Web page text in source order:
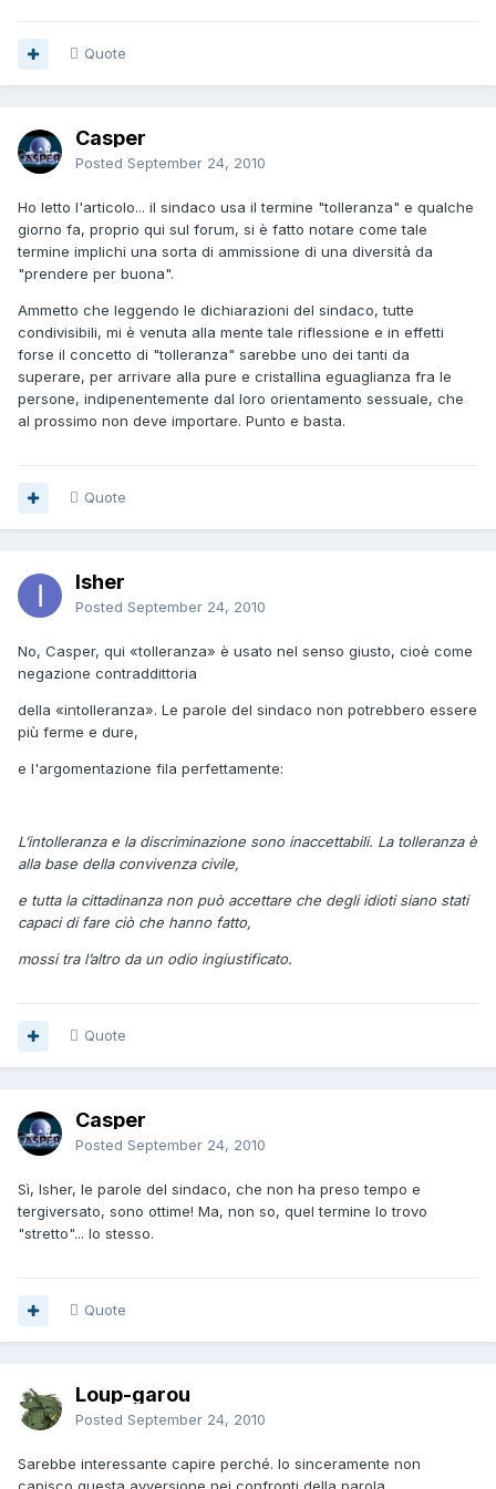
Quote
Casper
Posted September 24, 2010
Ho letto l'articolo... il sindaco usa il termine "tolleranza" e qualche
giorno fa, proprio qui sul forum, si è fatto notare come tale
termine implichi una sorta di ammissione di una diversità da
"prendere per buona".
Ammetto che leggendo le dichiarazioni del sindaco, tutte
condivisibili, mi è venuta alla mente tale riflessione e in effetti
forse il concetto di "tolleranza" sarebbe uno dei tanti da
superare, per arrivare alla pure e cristallina eguaglianza fra le
persone, indipenentemente dal loro orientamento sessuale, che
al prossimo non deve importare. Punto e basta.
Quote
Isher
Posted September 24, 2010
No, Casper, qui «tolleranza» è usato nel senso giusto, cioè come
negazione contraddittoria
della «intolleranza». Le parole del sindaco non potrebbero essere
più ferme e dure,
e l'argomentazione fila perfettamente:
L’intolleranza e la discriminazione sono inaccettabili. La tolleranza è
alla base della convivenza civile,
e tutta la cittadinanza non può accettare che degli idioti siano stati
capaci di fare ciò che hanno fatto,
mossi tra l’altro da un odio ingiustificato.
Quote
Casper
Posted September 24, 2010
Sì, Isher, le parole del sindaco, che non ha preso tempo e
tergiversato, sono ottime! Ma, non so, quel termine lo trovo
"stretto"... lo stesso.
Quote
Loup-garou
Posted September 24, 2010
Sarebbe interessante capire perché. Io sinceramente non